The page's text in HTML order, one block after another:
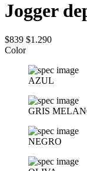
Jogger
$839 $1.290
Color
AZUL
GRIS
NEGRO